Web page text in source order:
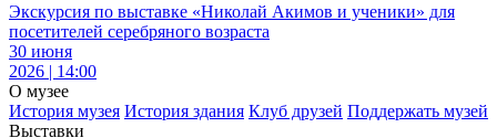
Экскурсия по выставке «Николай Акимов и ученики» для
посетителей серебряного возраста
30 июня
2026 | 14:00
О музее
История музея История здания Клуб друзей Поддержать музей
Выставки